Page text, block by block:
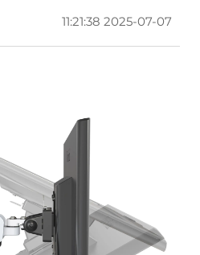
2025-07-07 11:21:38